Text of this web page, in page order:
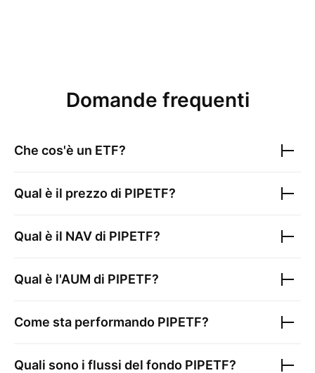
Domande frequenti
Che cos'è un ETF?
Qual è il prezzo di PIPETF?
Qual è il NAV di PIPETF?
Qual è l'AUM di PIPETF?
Come sta performando PIPETF?
Quali sono i flussi del fondo PIPETF?